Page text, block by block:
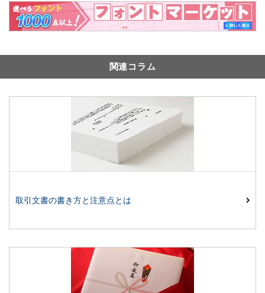
関連コラム
取引文書の書き方と注意点とは